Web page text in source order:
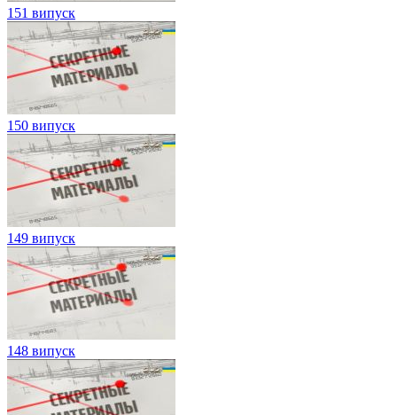
151 випуск
150 випуск
149 випуск
148 випуск